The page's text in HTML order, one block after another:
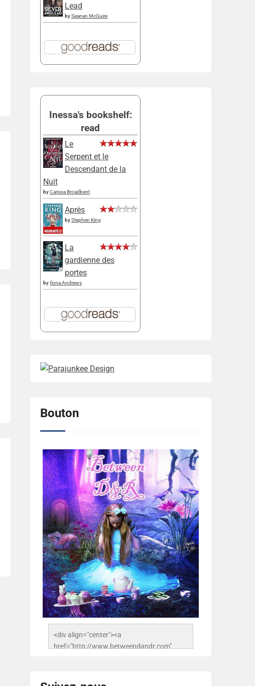
Lead
bySeanan McGuire
Inessa's bookshelf:
read
Le
Serpent et le
Descendant de la
Nuit
byCarissa Broadbent
Après
byStephen King
La
gardienne des
portes
by Ilona Andrews
Bouton
<div align="center"><a
href="http://www.betweendandr.com"
503716673157532-